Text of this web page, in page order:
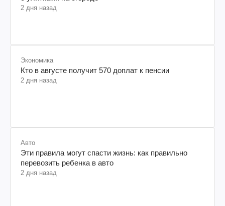
2 дня назад
Экономика
Кто в августе получит 570 доплат к пенсии
2 дня назад
Авто
Эти правила могут спасти жизнь: как правильно
перевозить ребенка в авто
2 дня назад